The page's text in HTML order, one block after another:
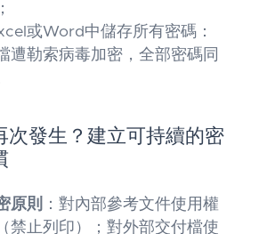
或Word中儲存所有密碼：
遭勒索病毒加密，全部密碼同
次發生？建立可持續的密
原則
：對內部參考文件使用權
禁止列印）；對外部交付檔使